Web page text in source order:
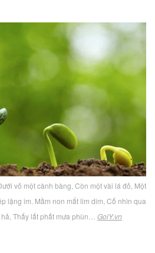
vỏ một cành bàng, Còn một vài lá đỏ, Một
lặng im. Mầm non mắt lim dim, Cố nhìn qua
Thấy lất phất mưa phùn… GoiY.vn